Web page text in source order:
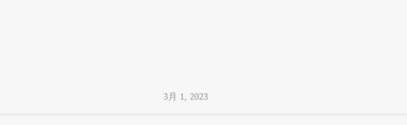
3月 1, 2023